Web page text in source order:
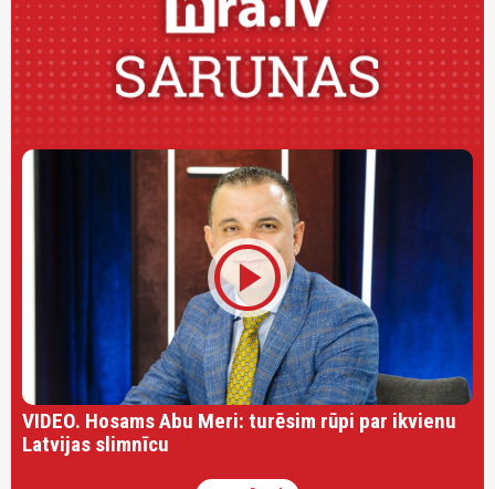
play_circle
VIDEO. Hosams Abu Meri: turēsim rūpi par ikvienu
Latvijas slimnīcu